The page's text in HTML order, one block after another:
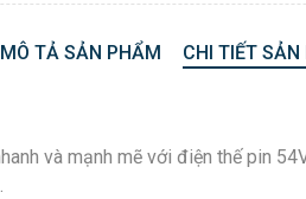
MÔ TẢ SẢN PHẨM CHI TIẾT SẢN
và mạnh mẽ với điện thế pin